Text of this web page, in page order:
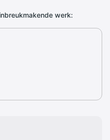
werk: